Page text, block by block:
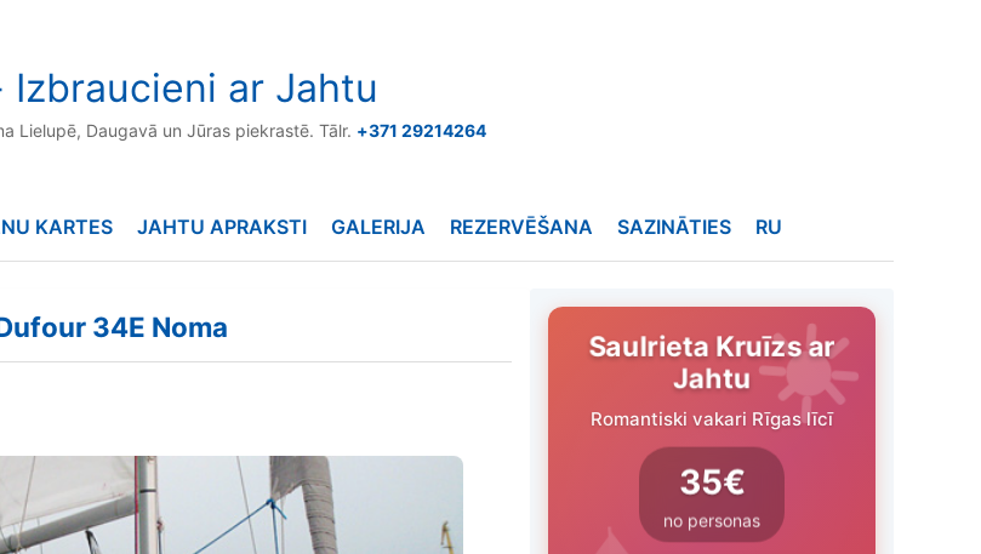
Izbraucieni ar Jahtu
Lielupē, Daugavā un Jūras piekrastē. Tālr. +371 29214264
KARTES JAHTU APRAKSTI GALERIJA REZERVĒŠANA SAZINĀTIES RU
34E Noma
Saulrieta Kruīzs ar
Jahtu
Romantiski vakari Rīgas līcī
35€
no personas